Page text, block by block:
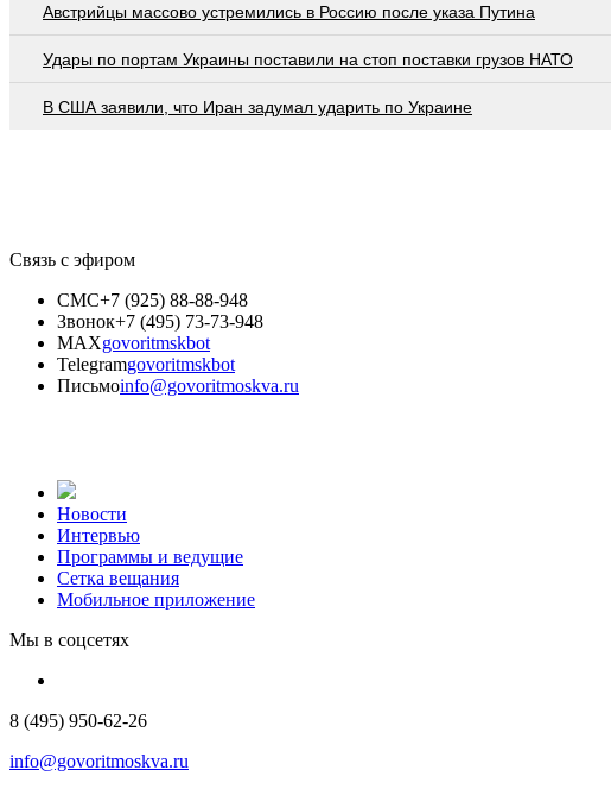
Австрийцы массово устремились в Россию после указа Путина
Удары по портам Украины поставили на стоп поставки грузов НАТО
В США заявили, что Иран задумал ударить по Украине
Связь с эфиром
СМС+7 (925) 88-88-948
Звонок+7 (495) 73-73-948
MAXgovoritmskbot
Telegramgovoritmskbot
Письмоinfo@govoritmoskva.ru
Новости
Интервью
Программы и ведущие
Сетка вещания
Мобильное приложение
Мы в соцсетях
8 (495) 950-62-26
info@govoritmoskva.ru